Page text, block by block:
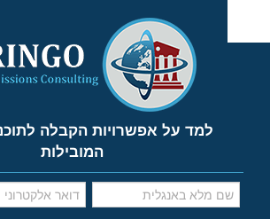
content
המובילות